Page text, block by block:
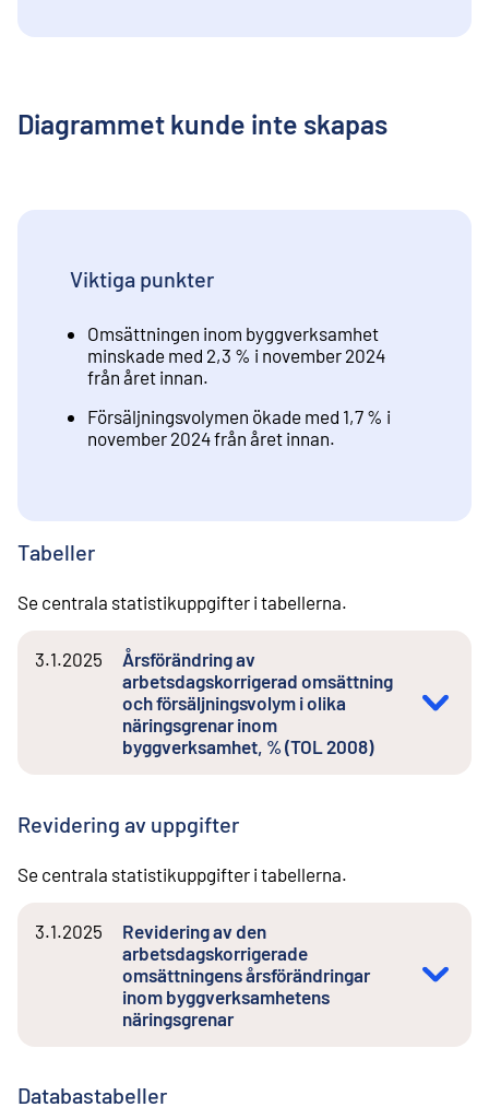
Diagrammet kunde inte skapas
Viktiga punkter
Omsättningen inom byggverksamhet
minskade med 2,3 % i november 2024
från året innan.
Försäljningsvolymen ökade med 1,7 % i
november 2024 från året innan.
Tabeller
Se centrala statistikuppgifter i tabellerna.
3.1.2025
Årsförändring av
arbetsdagskorrigerad omsättning
och försäljningsvolym i olika
näringsgrenar inom
byggverksamhet, % (TOL 2008)
Revidering av uppgifter
Se centrala statistikuppgifter i tabellerna.
3.1.2025
Revidering av den
arbetsdagskorrigerade
omsättningens årsförändringar
inom byggverksamhetens
näringsgrenar
Databastabeller